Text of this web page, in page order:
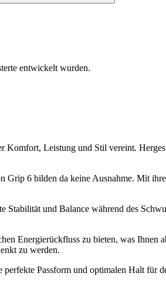
entwickelt wurden.
Leistung und Stil vereint.
6 bilden da keine Ausnahme. Mit
und Balance während des
Energierückfluss zu bieten, was
zu werden.
Passform und optimalen Halt für